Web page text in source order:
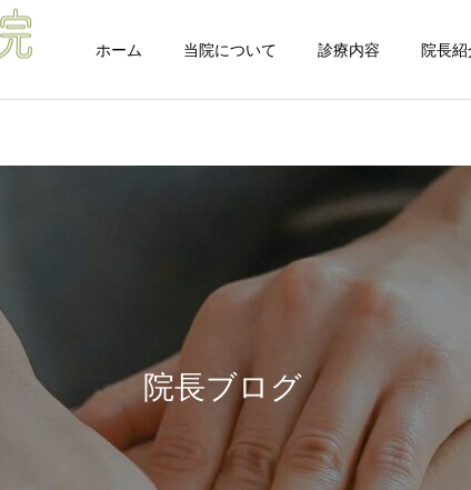
ホーム 当院について 診療内容 院長
オプション
首肩腰は痛いけど体幹は力
が入らない…その正体は
「混合タイプ」？脳と身体
の連携から紐解く新事実
院長ブログ
【完全版】ストレッチして
も体がすぐ戻る理由｜“脳
の問題”から改善する新し
いアプローチ 途中
院長ブログ